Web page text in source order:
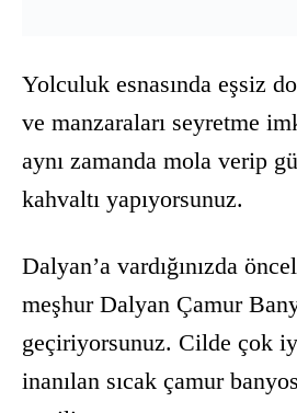
Yolculuk esnasında eşsiz
ve manzaraları seyretme
aynı zamanda mola verip
kahvaltı yapıyorsunuz.
Dalyan’a vardığınızda
meşhur Dalyan Çamur
geçiriyorsunuz. Cilde çok
inanılan sıcak çamur